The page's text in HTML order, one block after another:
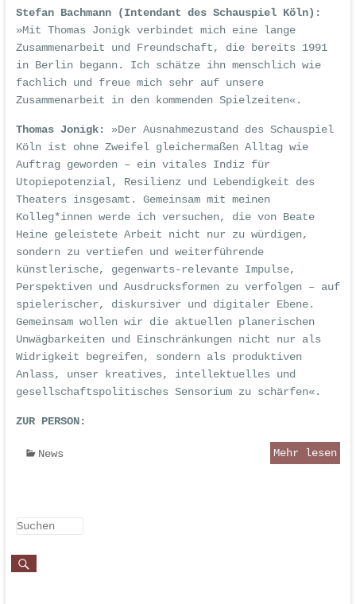
Stefan Bachmann (Intendant des Schauspiel Köln):
»Mit Thomas Jonigk verbindet mich eine lange
Zusammenarbeit und Freundschaft, die bereits 1991
in Berlin begann. Ich schätze ihn menschlich wie
fachlich und freue mich sehr auf unsere
Zusammenarbeit in den kommenden Spielzeiten«.
Thomas Jonigk:
»Der Ausnahmezustand des Schauspiel
Köln ist ohne Zweifel gleichermaßen Alltag wie
Auftrag geworden – ein vitales Indiz für
Utopiepotenzial, Resilienz und Lebendigkeit des
Theaters insgesamt. Gemeinsam mit meinen
Kolleg*innen werde ich versuchen, die von Beate
Heine geleistete Arbeit nicht nur zu würdigen,
sondern zu vertiefen und weiterführende
künstlerische, gegenwarts-relevante Impulse,
Perspektiven und Ausdrucksformen zu verfolgen – auf
spielerischer, diskursiver und digitaler Ebene.
Gemeinsam wollen wir die aktuellen planerischen
Unwägbarkeiten und Einschränkungen nicht nur als
Widrigkeit begreifen, sondern als produktiven
Anlass, unser kreatives, intellektuelles und
gesellschaftspolitisches Sensorium zu schärfen«.
ZUR PERSON:
News Mehr lesen